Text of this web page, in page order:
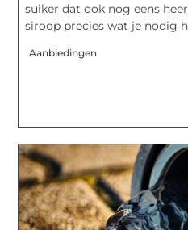
suiker dat ook nog eens
siroop precies wat je nodig
Aanbiedingen